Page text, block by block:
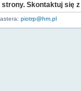
strony. Skontaktuj się z
piotrp@hm.pl